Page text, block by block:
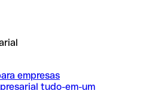
empresas
tudo-em-um